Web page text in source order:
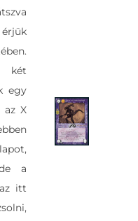
két
egy
az X
a
itt